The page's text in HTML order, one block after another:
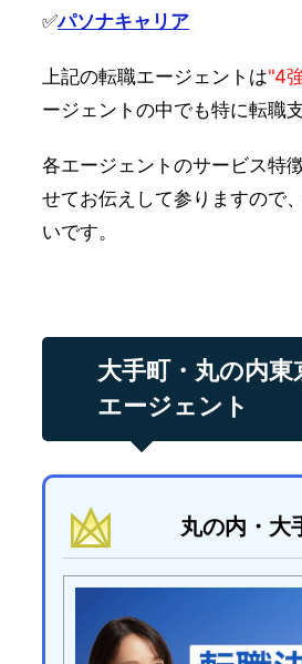
✅パソナキャリア
上記の転職エージェントは"4
ージェントの中でも特に転職
各エージェントのサービス特
せてお伝えして参りますので
いです。
大手町・丸の内
エージェント
丸の内・大